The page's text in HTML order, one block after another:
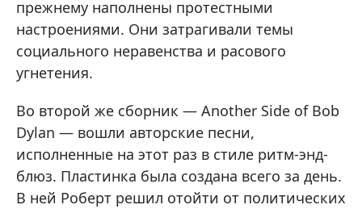
прежнему наполнены протестными
настроениями. Они затрагивали темы
социального неравенства и расового
угнетения.
Во второй же сборник — Another Side of Bob
Dylan — вошли авторские песни,
исполненные на этот раз в стиле ритм-энд-
блюз. Пластинка была создана всего за день.
В ней Роберт решил отойти от политических